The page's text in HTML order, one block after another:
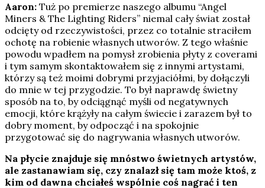
Aaron: Tuż po premierze naszego albumu “Angel
Miners & The Lighting Riders” niemal cały świat został
odcięty od rzeczywistości, przez co totalnie straciłem
ochotę na robienie własnych utworów. Z tego właśnie
powodu wpadłem na pomysł zrobienia płyty z coverami
i tym samym skontaktowałem się z innymi artystami,
którzy są też moimi dobrymi przyjaciółmi, by dołączyli
do mnie w tej przygodzie. To był naprawdę świetny
sposób na to, by odciągnąć myśli od negatywnych
emocji, które krążyły na całym świecie i zarazem był to
dobry moment, by odpocząć i na spokojnie
przygotować się do nagrywania własnych utworów.
Na płycie znajduje się mnóstwo świetnych artystów,
ale zastanawiam się, czy znalazł się tam może ktoś, z
kim od dawna chciałeś wspólnie coś nagrać i ten